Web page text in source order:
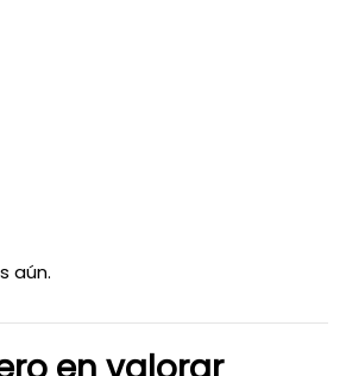
aún.